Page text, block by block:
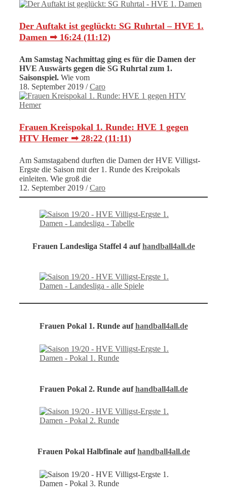
Der Auftakt ist geglückt: SG Ruhrtal – HVE 1.
Damen ➟ 16:24 (11:12)
Am Samstag Nachmittag ging es für die Damen der
HVE Auswärts gegen die SG Ruhrtal zum 1.
Saisonspiel. Wie vom
18. September 2019 /Caro
Frauen Kreispokal 1. Runde: HVE 1 gegen
HTV Hemer ➟ 28:22 (11:11)
Am Samstagabend durften die Damen der HVE Villigst-
Ergste die Saison mit der 1. Runde des Kreipokals
einleiten. Wie groß die
12. September 2019 /Caro
Frauen Landesliga Staffel 4 auf handball4all.de
Frauen Pokal 1. Runde aufhandball4all.de
Frauen Pokal 2. Runde aufhandball4all.de
Frauen Pokal Halbfinale aufhandball4all.de